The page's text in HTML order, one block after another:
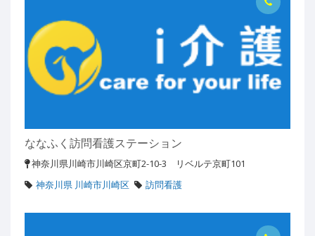
ななふく訪問看護ステーション
神奈川県川崎市川崎区京町2-10-3 リベルテ京町101
神奈川県 川崎市川崎区
訪問看護